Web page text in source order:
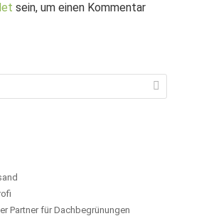
sein, um einen Kommentar
Partner für Dachbegrünungen